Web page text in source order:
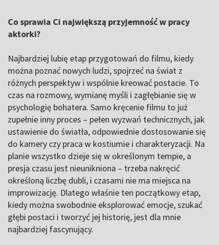
Co sprawia Ci największą przyjemność w pracy
aktorki?
Najbardziej lubię etap przygotowań do filmu, kiedy
można poznać nowych ludzi, spojrzeć na świat z
różnych perspektyw i wspólnie kreować postacie. To
czas na rozmowy, wymianę myśli i zagłębianie się w
psychologię bohatera. Samo kręcenie filmu to już
zupełnie inny proces – pełen wyzwań technicznych, jak
ustawienie do światła, odpowiednie dostosowanie się
do kamery czy praca w kostiumie i charakteryzacji. Na
planie wszystko dzieje się w określonym tempie, a
presja czasu jest nieunikniona – trzeba nakręcić
określoną liczbę dubli, i czasami nie ma miejsca na
improwizację. Dlatego właśnie ten początkowy etap,
kiedy można swobodnie eksplorować emocje, szukać
głębi postaci i tworzyć jej historię, jest dla mnie
najbardziej fascynujący.